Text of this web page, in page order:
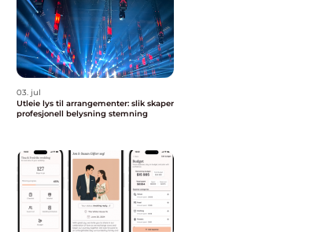
03. jul
Utleie lys til arrangementer: slik skaper
profesjonell belysning stemning